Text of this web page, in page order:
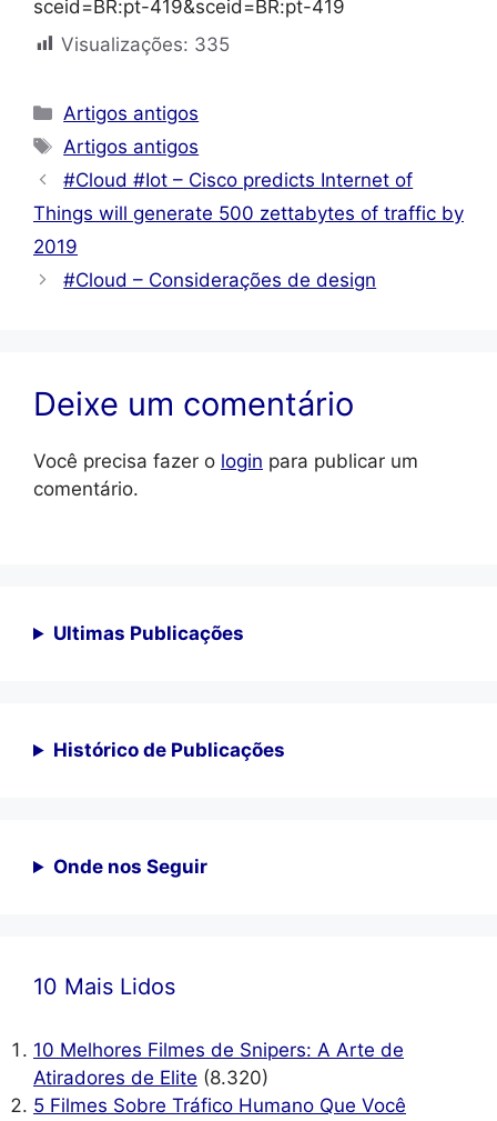
sceid=BR:pt-419&sceid=BR:pt-419
Visualizações: 335
Categorias
Artigos antigos
Tags
Artigos antigos
#Cloud #Iot – Cisco predicts Internet of
Things will generate 500 zettabytes of traffic by
2019
#Cloud – Considerações de design
Deixe um comentário
Você precisa fazer o login para publicar um
comentário.
Ultimas Publicações
Histórico de Publicações
Onde nos Seguir
10 Mais Lidos
10 Melhores Filmes de Snipers: A Arte de
Atiradores de Elite (8.320)
5 Filmes Sobre Tráfico Humano Que Você